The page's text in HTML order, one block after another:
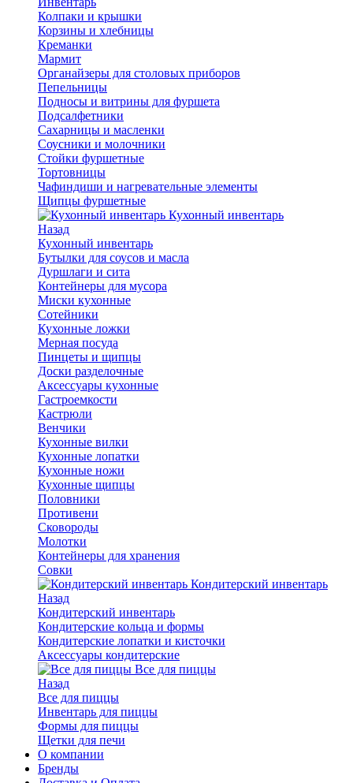
Колпаки и крышки
Корзины и хлебницы
Креманки
Мармит
Органайзеры для столовых приборов
Пепельницы
Подносы и витрины для фуршета
Подсалфетники
Сахарницы и масленки
Соусники и молочники
Стойки фуршетные
Тортовницы
Чафиндиши и нагревательные элементы
Щипцы фуршетные
Кухонный инвентарь
Назад
Кухонный инвентарь
Бутылки для соусов и масла
Дуршлаги и сита
Контейнеры для мусора
Миски кухонные
Сотейники
Кухонные ложки
Мерная посуда
Пинцеты и щипцы
Доски разделочные
Аксессуары кухонные
Гастроемкости
Кастрюли
Венчики
Кухонные вилки
Кухонные лопатки
Кухонные ножи
Кухонные щипцы
Половники
Противени
Сковороды
Молотки
Контейнеры для хранения
Совки
Кондитерский инвентарь
Назад
Кондитерский инвентарь
Кондитерские кольца и формы
Кондитерские лопатки и кисточки
Аксессуары кондитерские
Все для пиццы
Назад
Все для пиццы
Инвентарь для пиццы
Формы для пиццы
Щетки для печи
О компании
Бренды